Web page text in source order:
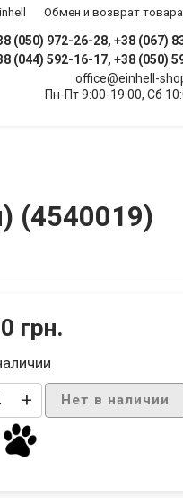
Обмен и возврат товара
(050) 972-26-28, +38 (067)
(044) 592-16-17, +38 (050)
office@einhell-
Пн-Пт 9:00-19:00, Сб
(4540019)
грн.
+ Нет в наличии